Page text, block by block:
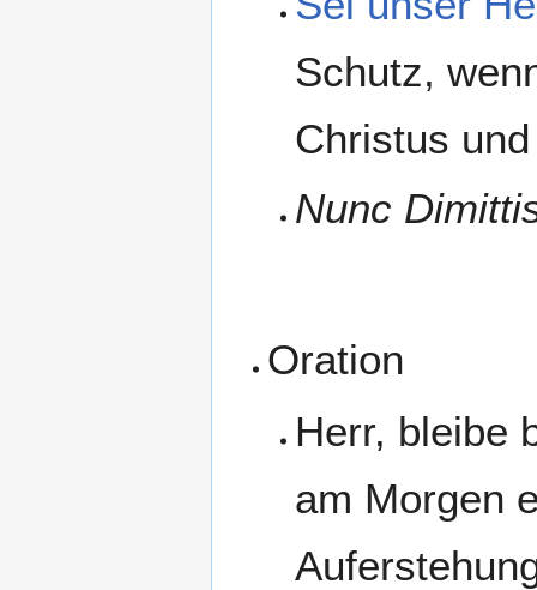
Schutz,
Christus
Nunc
Oration
Herr, bleibe
am Morgen